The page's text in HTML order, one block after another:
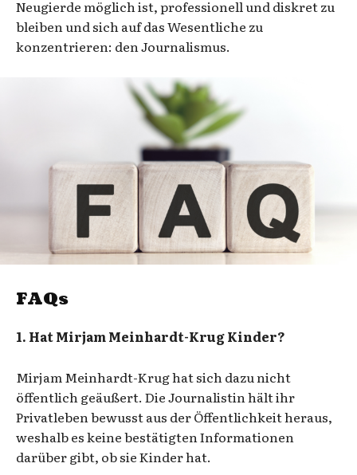
Neugierde möglich ist, professionell und diskret zu
bleiben und sich auf das Wesentliche zu
konzentrieren: den Journalismus.
FAQs
1. Hat Mirjam Meinhardt-Krug Kinder?
Mirjam Meinhardt-Krug hat sich dazu nicht
öffentlich geäußert. Die Journalistin hält ihr
Privatleben bewusst aus der Öffentlichkeit heraus,
weshalb es keine bestätigten Informationen
darüber gibt, ob sie Kinder hat.